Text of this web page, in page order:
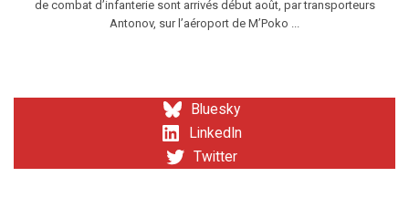
de combat d’infanterie sont arrivés début août, par transporteurs
Antonov, sur l’aéroport de M’Poko ...
Bluesky
LinkedIn
Twitter